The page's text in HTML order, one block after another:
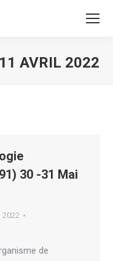
11 AVRIL 2022
30 -31 Mai
2022
de